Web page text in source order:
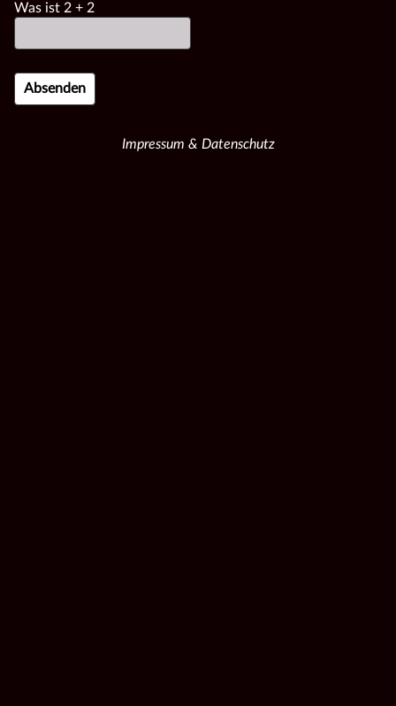
Was ist 2 + 2
Impressum & Datenschutz